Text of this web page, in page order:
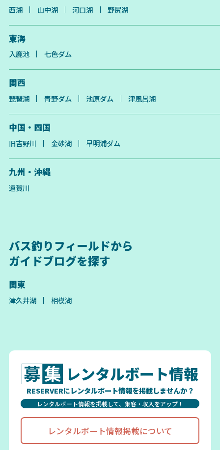
西湖 山中湖 河口湖 野尻湖
東海
入鹿池 七色ダム
関西
琵琶湖 青野ダム 池原ダム 津風呂湖
中国・四国
旧吉野川 金砂湖 早明浦ダム
九州・沖縄
遠賀川
バス釣りフィールドから
ガイドブログを探す
関東
津久井湖 相模湖
レンタルボート情報
RESERVERにレンタルボート情報を掲載しませんか？
レンタルボート情報を掲載して、集客・収入をアップ！
レンタルボート情報掲載について